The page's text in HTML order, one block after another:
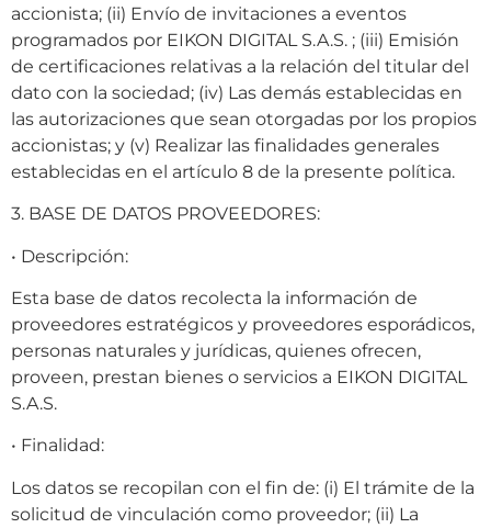
accionista; (ii) Envío de invitaciones a eventos
programados por EIKON DIGITAL S.A.S. ; (iii) Emisión
de certificaciones relativas a la relación del titular del
dato con la sociedad; (iv) Las demás establecidas en
las autorizaciones que sean otorgadas por los propios
accionistas; y (v) Realizar las finalidades generales
establecidas en el artículo 8 de la presente política.
3. BASE DE DATOS PROVEEDORES:
• Descripción:
Esta base de datos recolecta la información de
proveedores estratégicos y proveedores esporádicos,
personas naturales y jurídicas, quienes ofrecen,
proveen, prestan bienes o servicios a EIKON DIGITAL
S.A.S.
• Finalidad:
Los datos se recopilan con el fin de: (i) El trámite de la
solicitud de vinculación como proveedor; (ii) La